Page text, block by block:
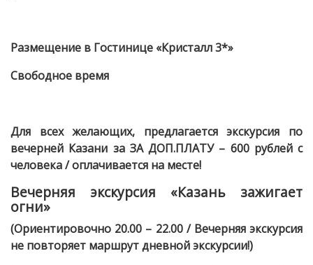
Размещение в Гостинице «Кристалл 3*»
Свободное время
Для всех желающих, предлагается экскурсия по
вечерней Казани за ЗА ДОП.ПЛАТУ – 600 рублей с
человека / оплачивается на месте!
Вечерняя экскурсия «Казань зажигает
огни»
(Ориентировочно 20.00 – 22.00 / Вечерняя экскурсия
не повторяет маршрут дневной экскурсии!)